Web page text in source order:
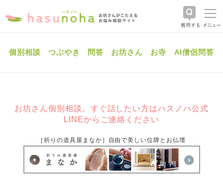
個別相談 つぶやき 問答 お坊さん お寺 AI僧侶問答
お坊さん個別相談。すぐ話したい方はハスノハ公式
LINEからご連絡ください
［祈りの道具屋まなか］自由で美しい位牌とお仏壇